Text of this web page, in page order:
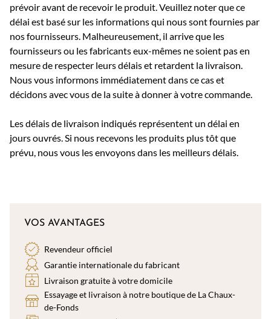
prévoir avant de recevoir le produit. Veuillez noter que ce
délai est basé sur les informations qui nous sont fournies par
nos fournisseurs. Malheureusement, il arrive que les
fournisseurs ou les fabricants eux-mêmes ne soient pas en
mesure de respecter leurs délais et retardent la livraison.
Nous vous informons immédiatement dans ce cas et
décidons avec vous de la suite à donner à votre commande.
Les délais de livraison indiqués représentent un délai en
jours ouvrés. Si nous recevons les produits plus tôt que
prévu, nous vous les envoyons dans les meilleurs délais.
VOS AVANTAGES
Revendeur officiel
Garantie internationale du fabricant
Livraison gratuite à votre domicile
Essayage et livraison à notre boutique de La Chaux-
de-Fonds